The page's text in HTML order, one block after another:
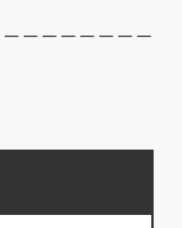
－－－－－－－